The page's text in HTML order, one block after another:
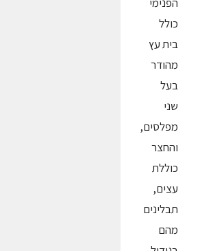
כולל
בית עץ
מהודר
בעל
שני
מפלסים,
והחצר
כוללת
עצים,
תבלינים
מהם